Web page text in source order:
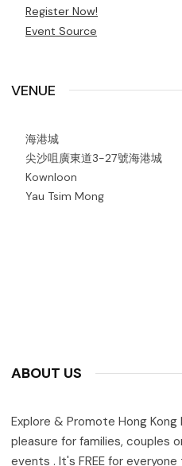
Register Now!
Event Source
VENUE
海港城
尖沙咀廣東道3-27號海港城
Kownloon
Yau Tsim Mong
ABOUT US
Explore & Promote Hong
pleasure for families, couples
events . It's FREE for